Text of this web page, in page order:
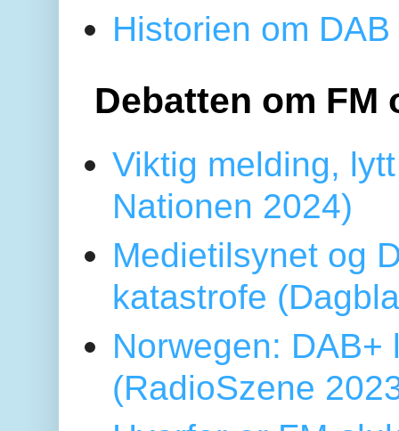
Historien om
Debatten om FM
Viktig melding,
Nationen 2024)
Medietilsynet og
katastrofe
Norwegen:
(RadioSzene